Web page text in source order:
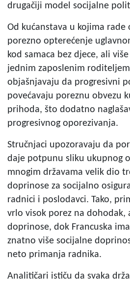
drugačiji model socijalne
Od kućanstava u kojima
porezno opterećenje
kod samaca bez djece, ali
jednim zaposlenim
objašnjavaju da progresivni
povećavaju poreznu obvezu
prihoda, što dodatno
progresivnog oporezivanja.
Stručnjaci upozoravaju da
daje potpunu sliku ukupnog
mnogim državama velik dio
doprinose za socijalno
radnici i poslodavci. Tako,
vrlo visok porez na dohodak,
doprinose, dok Francuska
znatno više socijalne
neto primanja radnika.
Analitičari ističu da svaka